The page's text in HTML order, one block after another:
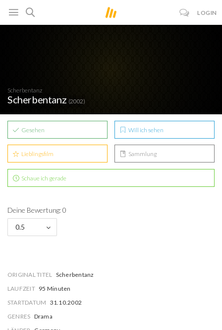
LOGIN
Scherbentanz
Scherbentanz (2002)
Gesehen Will ich sehen
Lieblingsfilm Sammlung
Schaue ich gerade
Deine Bewertung: 0
0.5
ORIGINAL TITEL Scherbentanz
LAUFZEIT 95 Minuten
STARTDATUM 31.10.2002
GENRES Drama